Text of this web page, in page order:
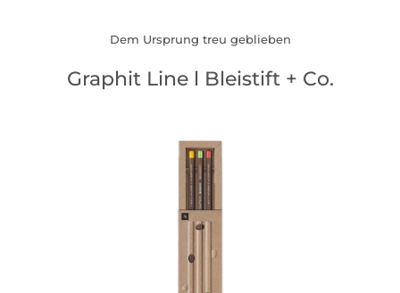
Dem Ursprung treu geblieben
Graphit Line l Bleistift + Co.